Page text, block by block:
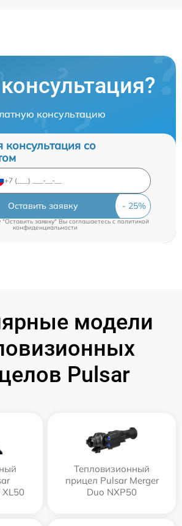
консультацию
консультация со
Оставить заявку
заявку" Вы соглашаетесь cполитикой
конфиденциальности
модели
Pulsar
XL50
Тепловизионный
прицел Pulsar Merger
Duo NXP50